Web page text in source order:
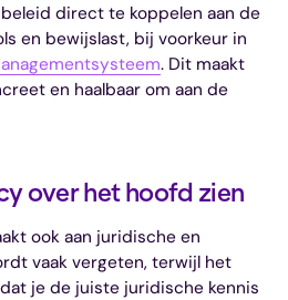
direct te koppelen aan de
en bewijslast, bij voorkeur in
. Dit maakt
en haalbaar om aan de
over het hoofd zien
ook aan juridische en
vaak vergeten, terwijl het
je de juiste juridische kennis